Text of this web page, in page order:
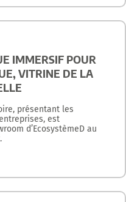
IMMERSIF POUR
VITRINE DE LA
présentant les
est
d’EcosystèmeD au